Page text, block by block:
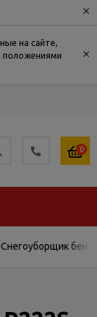
×
на сайте,
положениями
×
0
Снегоуборщик